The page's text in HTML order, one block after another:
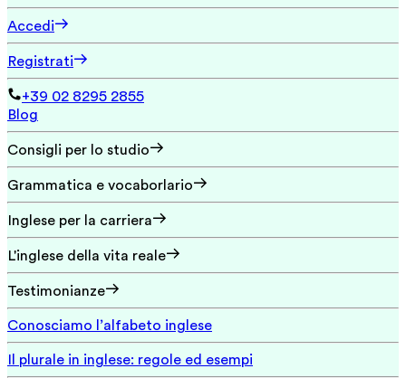
Accedi
Registrati
+39 02 8295 2855
Blog
Consigli per lo studio
Grammatica e vocaborlario
Inglese per la carriera
L'inglese della vita reale
Testimonianze
Conosciamo l’alfabeto inglese
Il plurale in inglese: regole ed esempi